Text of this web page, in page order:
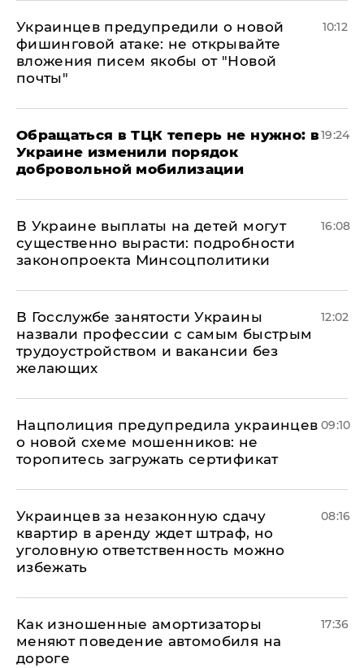
Украинцев предупредили о новой
фишинговой атаке: не открывайте
вложения писем якобы от "Новой
почты"
10:12
Обращаться в ТЦК теперь не нужно: в
Украине изменили порядок
добровольной мобилизации
19:24
В Украине выплаты на детей могут
существенно вырасти: подробности
законопроекта Минсоцполитики
16:08
В Госслужбе занятости Украины
назвали профессии с самым быстрым
трудоустройством и вакансии без
желающих
12:02
Нацполиция предупредила украинцев
о новой схеме мошенников: не
торопитесь загружать сертификат
09:10
Украинцев за незаконную сдачу
квартир в аренду ждет штраф, но
уголовную ответственность можно
избежать
08:16
Как изношенные амортизаторы
меняют поведение автомобиля на
дороге
17:36